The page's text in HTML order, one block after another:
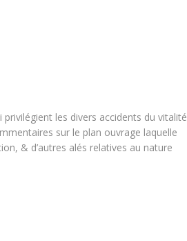
les divers accidents du vitalité
sur le plan ouvrage laquelle
& d’autres alés relatives au nature